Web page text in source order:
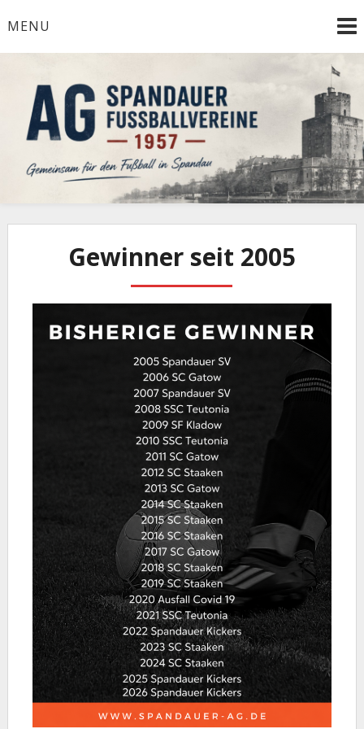
toMENU
AG Spandauer
Fußballvereine 1957
Herzlich Willkommen
Gewinner seit 2005